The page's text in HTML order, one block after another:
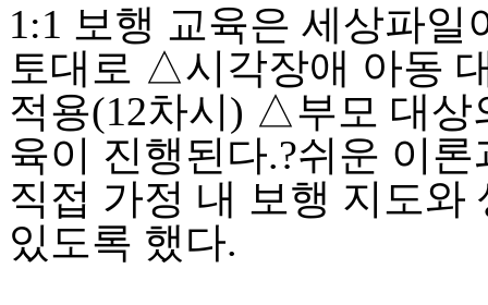
1:1 보행 교육은 세상파일
토대로 △시각장애 아동
적용(12차시) △부모 대상
육이 진행된다.?쉬운 이
직접 가정 내 보행 지도와
있도록 했다.